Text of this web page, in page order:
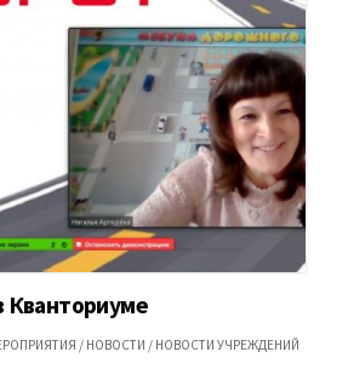
Кванториуме
/ НОВОСТИ / НОВОСТИ УЧРЕЖДЕНИЙ